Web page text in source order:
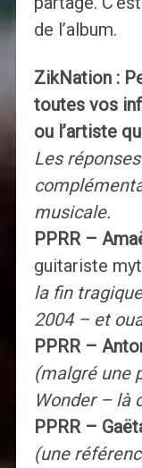
de l’album.
ZikNation :
toutes vos
ou l’artiste
Les
musicale.
PPRR –
guitariste
la fin
2004 – et
PPRR –
(malgré une
Wonder – là
PPRR –
(une